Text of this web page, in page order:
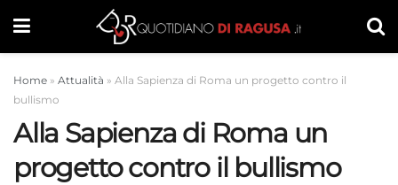
Home » Attualità » Alla Sapienza di Roma un progetto contro il
bullismo
Alla Sapienza di Roma un
progetto contro il bullismo